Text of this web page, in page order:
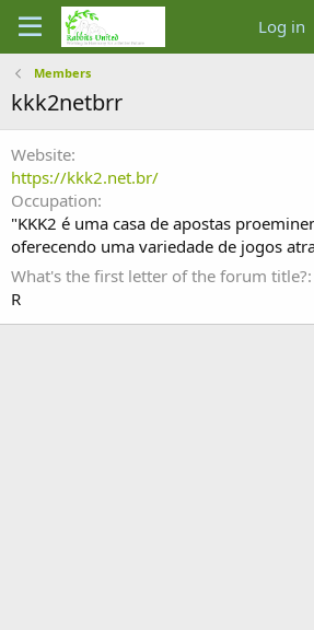
Log in
Members
kkk2netbrr
Website
https://kkk2.net.br/
Occupation
"KKK2 é uma casa de apostas
oferecendo uma variedade de jogos
What's the first letter of the forum title?
R